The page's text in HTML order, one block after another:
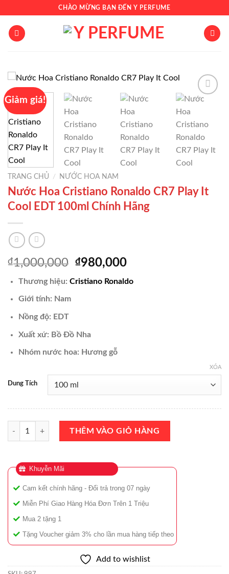
nội
dung
CHÀO MỪNG BẠN ĐẾN Y PERFUME
Giảm giá!
Add to
TRANG CHỦ / NƯỚC HOA NAM
Nước Hoa Cristiano Ronaldo CR7 Play It
Cool EDT 100ml Chính Hãng
₫1,000,000 Giá
gốc
là:
₫980,000Giá
tại
Thương hiệu: Cristiano Ronaldo
Giới tính: Nam
Nồng độ: EDT
Xuất xứ: Bồ Đồ Nha
Nhóm nước hoa: Hương gỗ
Dung Tích
XÓA
Nước Hoa Cristiano Ronaldo CR7 Play It Cool EDT 100ml Chính Hãng
THÊM VÀO GIỎ HÀNG
Khuyễn Mãi
Cam kết chính hãng - Đổi trả trong 07 ngày
Miễn Phí Giao Hàng Hóa Đơn Trên 1 Triệu
Mua 2 tặng 1
Tặng Voucher giảm 3% cho lần mua hàng tiếp theo
Add to wishlist